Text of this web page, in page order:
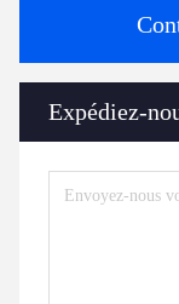
Expédiez-